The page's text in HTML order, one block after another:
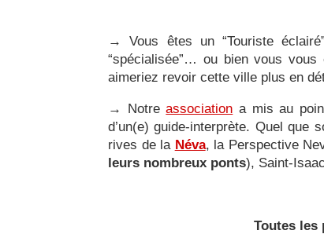
→Vous êtes un “Touriste
“spécialisée”… ou bien vous
aimeriez revoir cette ville plus en
→ Notreassociation a mis au
d’un(e) guide-interprète. Quel que
rives de la Néva, la Perspective
leurs nombreux ponts), Saint-
Toutes les